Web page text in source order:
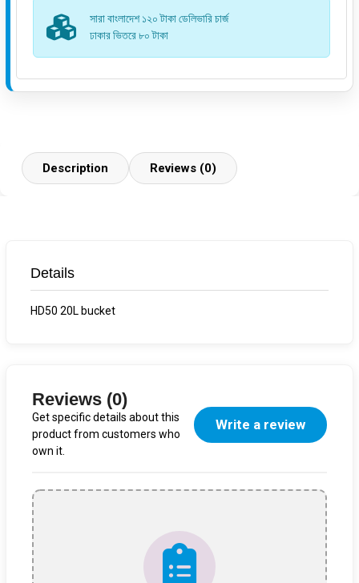
সারা বাংলাদেশ ১২০ টাকা ডেলিভারি চার্জ
ঢাকার ভিতরে ৮০ টাকা
Description Reviews (0)
Details
HD50 20L bucket
Reviews (0)
Get specific details about this
product from customers who
own it.
Write a review